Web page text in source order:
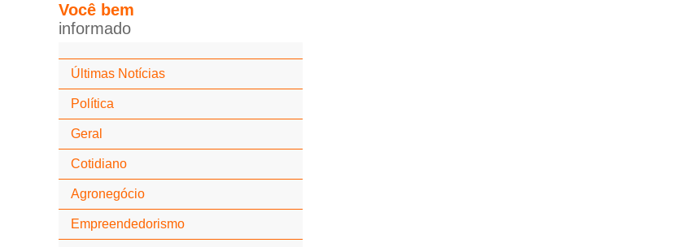
Você bem
informado
Últimas Notícias
Política
Geral
Cotidiano
Agronegócio
Empreendedorismo